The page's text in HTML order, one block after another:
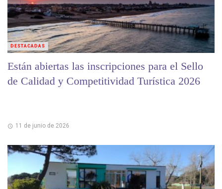
Están abiertas las inscripciones para el Sello
de Calidad y Competitividad Turística 2026
11 de junio de 2026
DESTACADAS